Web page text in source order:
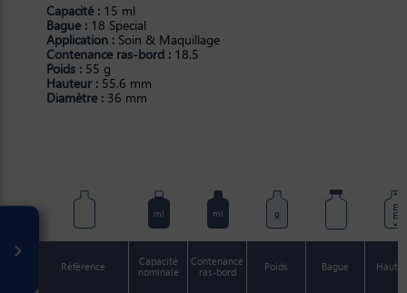
Capacité : 15 ml
Bague : 18 Special
Application : Soin & Maquillage
Contenance ras-bord : 18.5
Poids : 55 g
Hauteur : 55.6 mm
Diamètre : 36 mm
ml ml g mm
Référence
Capacité
nominale
Contenance
ras-bord
Poids Bague